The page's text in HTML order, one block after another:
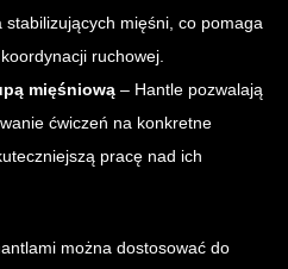
mięśni, co pomaga
ruchowej.
mięśniową – Hantle pozwalają
ćwiczeń na konkretne
pracę nad ich
można dostosować do